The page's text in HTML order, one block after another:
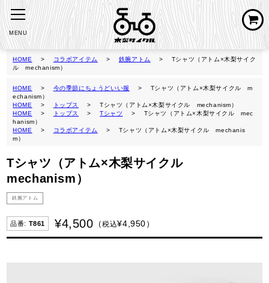
MENU
HOME コラボアイテム 鉄腕アトム
Tシャツ（アトム×木梨サイク
ル mechanism）
HOME 今の季節にちょうどいい服
Tシャツ（アトム×木梨サイクル m
echanism）
HOME
トップス
Tシャツ（アトム×木梨サイクル mechanism）
HOME
トップス Tシャツ
Tシャツ（アトム×木梨サイクル mec
hanism）
HOME
コラボアイテム
Tシャツ（アトム×木梨サイクル mechanis
m）
Tシャツ（アトム×木梨サイクル
mechanism）
鉄腕アトム
T861 ¥4,500 ¥4,950
税込